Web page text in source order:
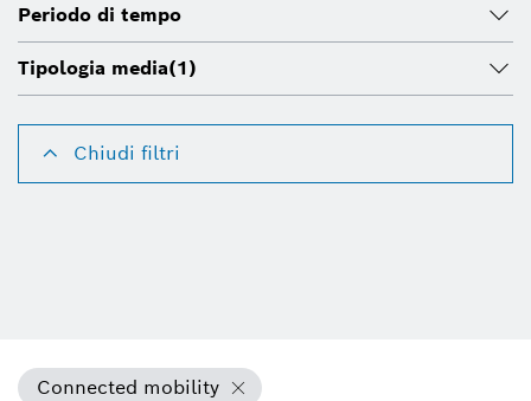
Periodo di tempo
Tipologia media(1)
Chiudi filtri
Connected mobility